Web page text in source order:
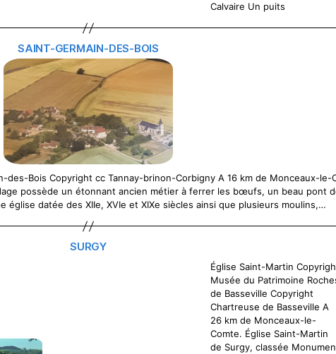
Calvaire Un puits
SAINT-GERMAIN-DES-BOIS
des-Bois Copyright cc Tannay-brinon-Corbigny A 16 km de Monceaux-le-
possède un étonnant ancien métier à ferrer les bœufs, un beau pont
église datée des XIIe, XVIe et XIXe siècles ainsi que plusieurs moulins,…
SURGY
Église Saint-Martin
Musée du Patrimoine
de Basseville Copyright
Chartreuse de Basseville A
26 km de Monceaux-le-
Comte. Église Saint-Martin
de Surgy, classée